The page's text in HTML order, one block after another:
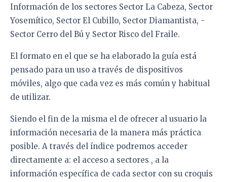
Información de los sectores Sector La Cabeza, Sector
Yosemítico, Sector El Cubillo, Sector Diamantista, -
Sector Cerro del Bú y Sector Risco del Fraile.
El formato en el que se ha elaborado la guía está
pensado para un uso a través de dispositivos
móviles, algo que cada vez es más común y habitual
de utilizar.
Siendo el fin de la misma el de ofrecer al usuario la
información necesaria de la manera más práctica
posible. A través del índice podremos acceder
directamente a: el acceso a sectores , a la
información específica de cada sector con su croquis